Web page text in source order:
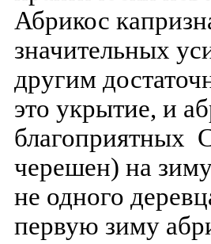
Абрикос
значительных
другим
это укрытие, и
благоприятных
черешен) на
не одного
первую зиму